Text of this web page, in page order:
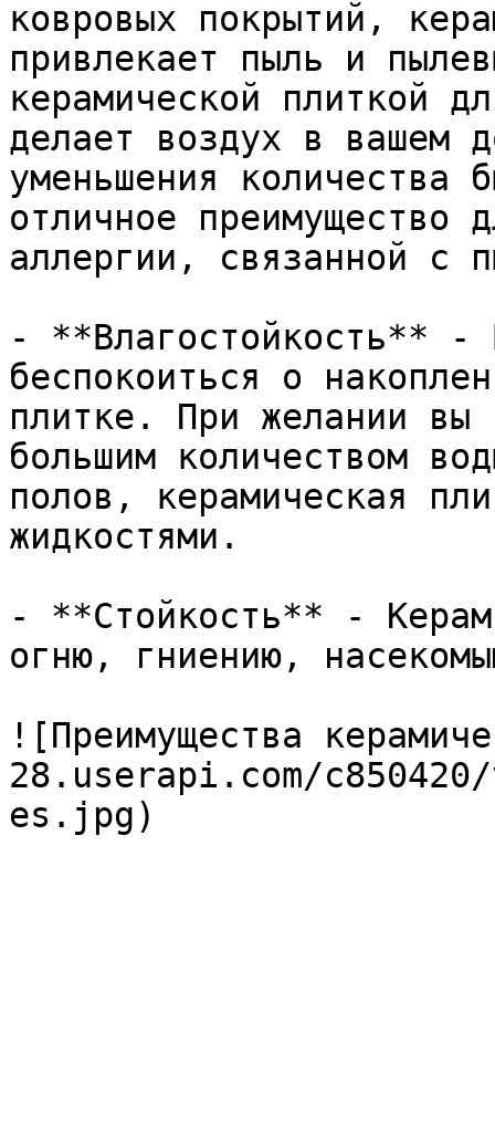
ковровых покрытий,
привлекает пыль и
керамической плиткой
делает воздух в вашем
уменьшения количества
отличное преимущество
аллергии, связанной с
- **Влагостойкость** -
беспокоиться о
плитке. При желании вы
большим количеством
полов, керамическая
жидкостями.
- **Стойкость** -
огню, гниению,
![Преимущества
28.userapi.com/c850420/
es.jpg)